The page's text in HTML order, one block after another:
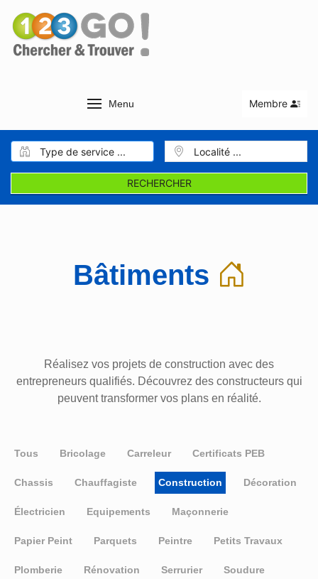
Menu Membre
RECHERCHER
Bâtiments
Réalisez vos projets de construction avec des
entrepreneurs qualifiés. Découvrez des constructeurs qui
peuvent transformer vos plans en réalité.
Tous Bricolage Carreleur Certificats PEB
Chassis Chauffagiste Construction Décoration
Électricien Equipements Maçonnerie
Papier Peint Parquets Peintre Petits Travaux
Plomberie Rénovation Serrurier Soudure